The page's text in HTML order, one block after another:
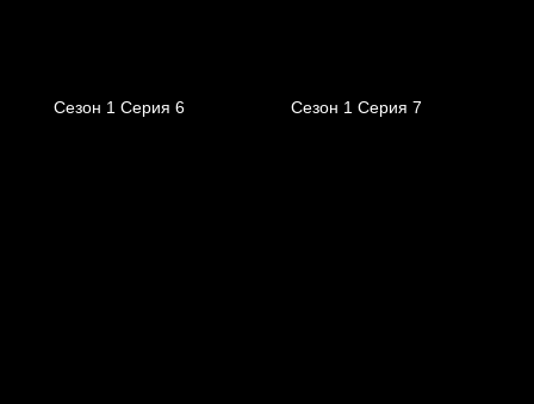
Сезон 1 Серия 6 Сезон 1 Серия 7